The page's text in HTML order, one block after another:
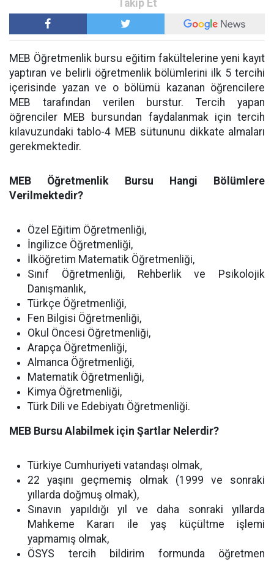
MEB Öğretmenlik bursu eğitim fakültelerine yeni kayıt
yaptıran ve belirli öğretmenlik bölümlerini ilk 5 tercihi
içerisinde yazan ve o bölümü kazanan öğrencilere
MEB tarafından verilen burstur. Tercih yapan
öğrenciler MEB bursundan faydalanmak için tercih
kılavuzundaki tablo-4 MEB sütununu dikkate almaları
gerekmektedir.
MEB Öğretmenlik Bursu Hangi Bölümlere
Verilmektedir?
Özel Eğitim Öğretmenliği,
İngilizce Öğretmenliği,
İlköğretim Matematik Öğretmenliği,
Sınıf Öğretmenliği, Rehberlik ve Psikolojik
Danışmanlık,
Türkçe Öğretmenliği,
Fen Bilgisi Öğretmenliği,
Okul Öncesi Öğretmenliği,
Arapça Öğretmenliği,
Almanca Öğretmenliği,
Matematik Öğretmenliği,
Kimya Öğretmenliği,
Türk Dili ve Edebiyatı Öğretmenliği.
MEB Bursu Alabilmek için Şartlar Nelerdir?
Türkiye Cumhuriyeti vatandaşı olmak,
22 yaşını geçmemiş olmak (1999 ve sonraki
yıllarda doğmuş olmak),
Sınavın yapıldığı yıl ve daha sonraki yıllarda
Mahkeme Kararı ile yaş küçültme işlemi
yapmamış olmak,
ÖSYS tercih bildirim formunda öğretmen